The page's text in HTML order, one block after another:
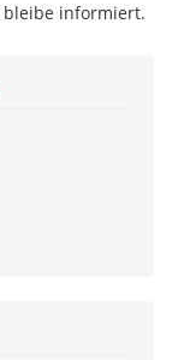
bleibe informiert.